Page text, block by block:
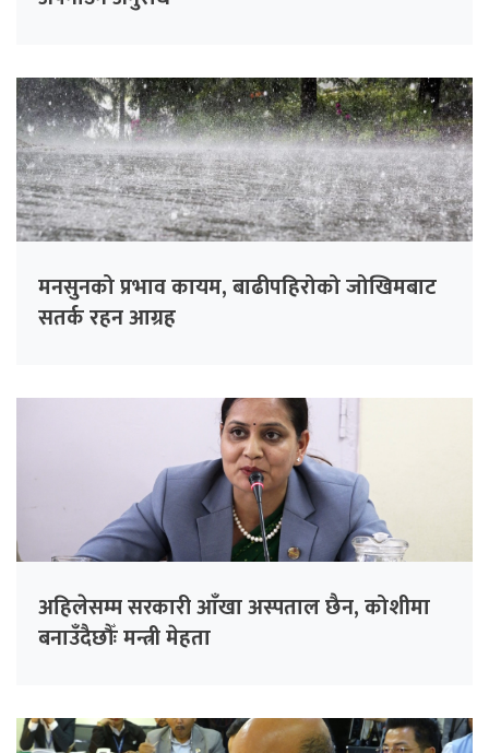
मनसुनको प्रभाव कायम, बाढीपहिरोको जोखिमबाट
सतर्क रहन आग्रह
अहिलेसम्म सरकारी आँखा अस्पताल छैन, कोशीमा
बनाउँदैछौँः मन्त्री मेहता